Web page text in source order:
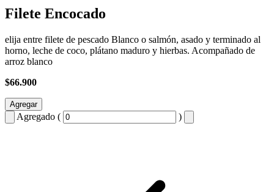
Filete Encocado
elija entre filete de pescado Blanco o salmón, asado y terminado al
horno, leche de coco, plátano maduro y hierbas. Acompañado de
arroz blanco
$66.900
Agregar
Agregado ( )